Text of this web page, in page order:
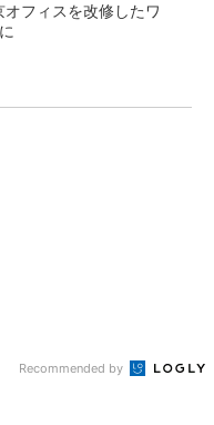
フィスを改修したワ
Recommended by